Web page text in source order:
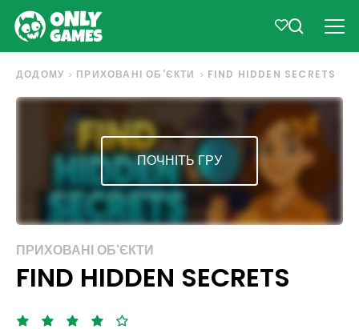
ДОДОМУ ПРИХОВАНІ ОБ'ЄКТИ FIND HIDDEN SECRETS
ПОЧНІТЬ ГРУ
ПРИХОВАНІ ОБ'ЄКТИ
FIND HIDDEN SECRETS